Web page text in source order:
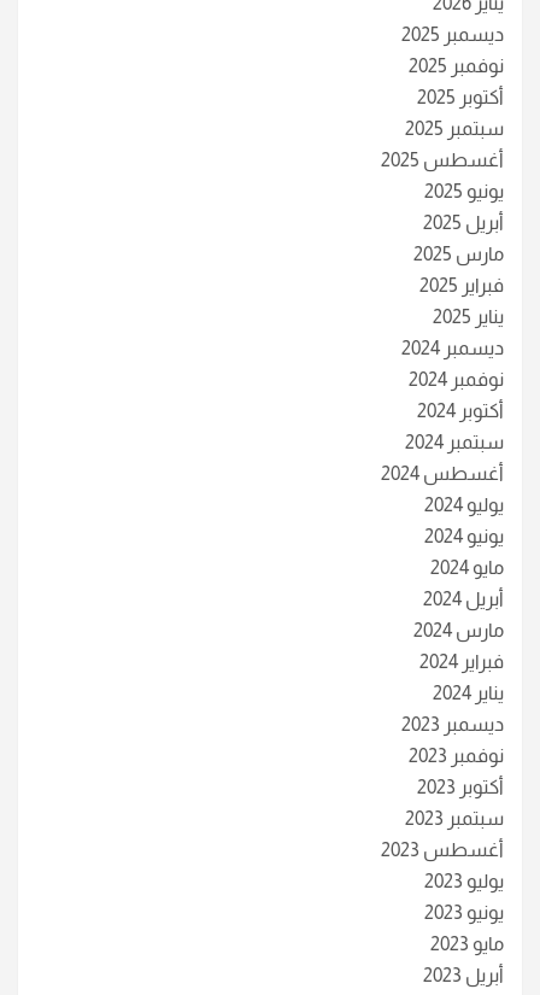
ديسمبر 2025
نوفمبر 2025
أكتوبر 2025
سبتمبر 2025
أغسطس 2025
يونيو 2025
أبريل 2025
مارس 2025
فبراير 2025
يناير 2025
ديسمبر 2024
نوفمبر 2024
أكتوبر 2024
سبتمبر 2024
أغسطس 2024
يوليو 2024
يونيو 2024
مايو 2024
أبريل 2024
مارس 2024
فبراير 2024
يناير 2024
ديسمبر 2023
نوفمبر 2023
أكتوبر 2023
سبتمبر 2023
أغسطس 2023
يوليو 2023
يونيو 2023
مايو 2023
أبريل 2023